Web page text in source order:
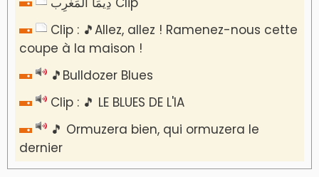
Clip : 🎵Allez, allez ! Ramenez-nous cette
coupe à la maison !
🎵Bulldozer Blues
Clip : 🎵 LE BLUES DE L'IA
🎵 Ormuzera bien, qui ormuzera le
dernier